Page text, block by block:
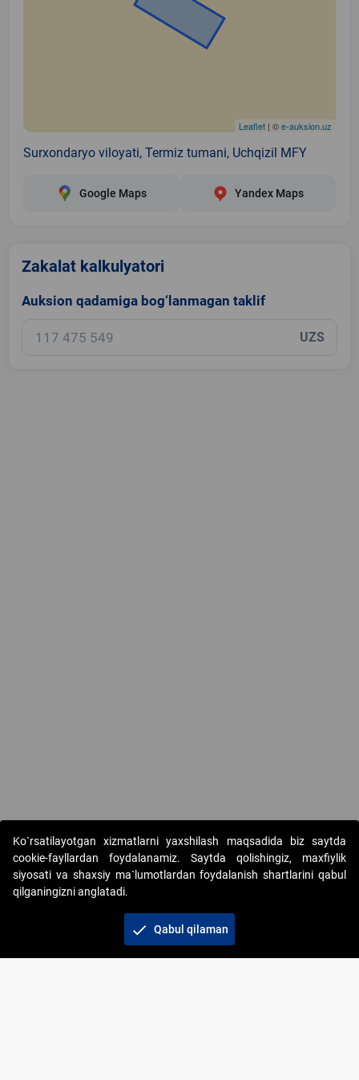
Leaflet | ©e-auksion.uz
Surxondaryo viloyati, Termiz tumani, Uchqizil MFY
Google Maps Yandex Maps
Zakalat kalkulyatori
Auksion qadamiga bog‘lanmagan taklif
UZS
Copyright © 2017-2026. "Elektron onlayn-auksionlarni
tashkil etish" AJ. Barcha huquqlar himoyalangan
Ko`rsatilayotgan xizmatlarni yaxshilash maqsadida biz saytda
cookie-fayllardan foydalanamiz. Saytda qolishingiz, maxfiylik
siyosati va shaxsiy ma`lumotlardan foydalanish shartlarini qabul
qilganingizni anglatadi.
check Qabul qilaman